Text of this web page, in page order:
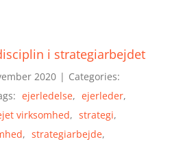
i strategiarbejdet
2020 | Categories:
ejerledelse, ejerleder,
virksomhed, strategi,
, strategiarbejde,